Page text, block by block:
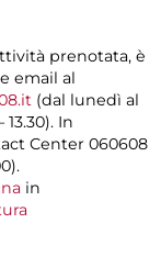
prenotata, è
email al
(dal lunedì al
In
Center 060608
in